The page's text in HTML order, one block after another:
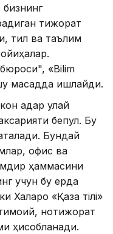
бизнинг
тижорат
тил ва таълим
«Bilim
мақсадда ишлайди.
қадар қулай
бепул. Бу
Бундай
офис ва
ҳаммасини
учун бу ерда
«Қазақ тілі»
нотижорат
ҳисобланади.